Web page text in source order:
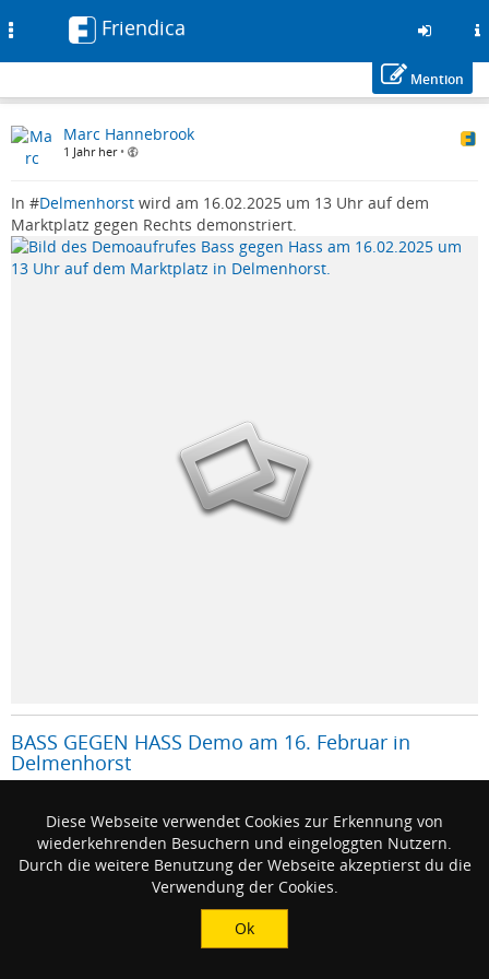
Inhalt
gehen
Friendica
Mention
Marc Hannebrook
1 Jahr her •
In #Delmenhorst wird am 16.02.2025 um 13 Uhr auf dem
Marktplatz gegen Rechts demonstriert.
BASS GEGEN HASS Demo am 16. Februar in
Delmenhorst
Wahlkampf zeigt sich erneut, wie rechte Kräfte mit Hetze und
Ausgrenzung Politik machen.
Ministerium fuer guten Geschmack
Diese Webseite verwendet Cookies zur Erkennung von
wiederkehrenden Besuchern und eingeloggten Nutzern.
Durch die weitere Benutzung der Webseite akzeptierst du die
Verwendung der Cookies.
Ok